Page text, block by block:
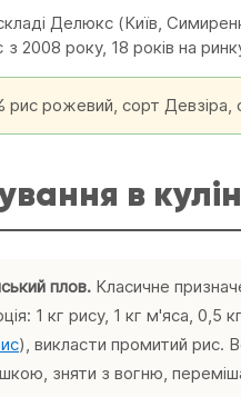
Делюкс (Київ,
з 2008 року, 18 років на
рис рожевий, сорт Девзіра,
в
плов. Класичне
1 кг рису, 1 кг м'яса,
), викласти промитий рис.
зняти з вогню,